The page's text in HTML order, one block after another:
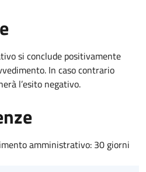
si conclude positivamente
In caso contrario
l’esito negativo.
amministrativo: 30 giorni